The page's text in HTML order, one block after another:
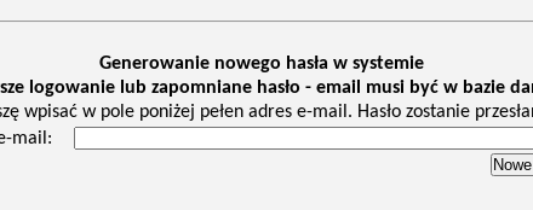
Generowanie nowego hasła w systemie
logowanie lub zapomniane hasło - email musi być w bazie
wpisać w pole poniżej pełen adres e-mail. Hasło zostanie
mail: